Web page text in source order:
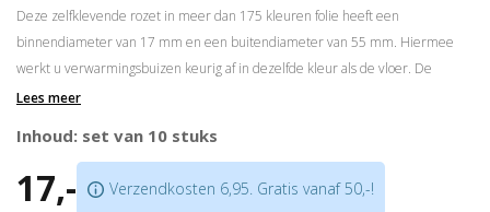
Deze zelfklevende rozet in meer dan 175 kleuren folie heeft een
binnendiameter van 17 mm en een buitendiameter van 55 mm. Hiermee
werkt u verwarmingsbuizen keurig af in dezelfde kleur als de vloer. De
rozetten zijn eenvoudig op maat te maken door middel van een
Zelfklevend
Bestaat uit 2 delen; u hoeft geen buizen te demonteren
Verkrijgbaar in meer dan175 kleuren
Lees meer
Inhoud: set van 10 stuks
17,- Verzendkosten 6,95. Gratis vanaf 50,-!